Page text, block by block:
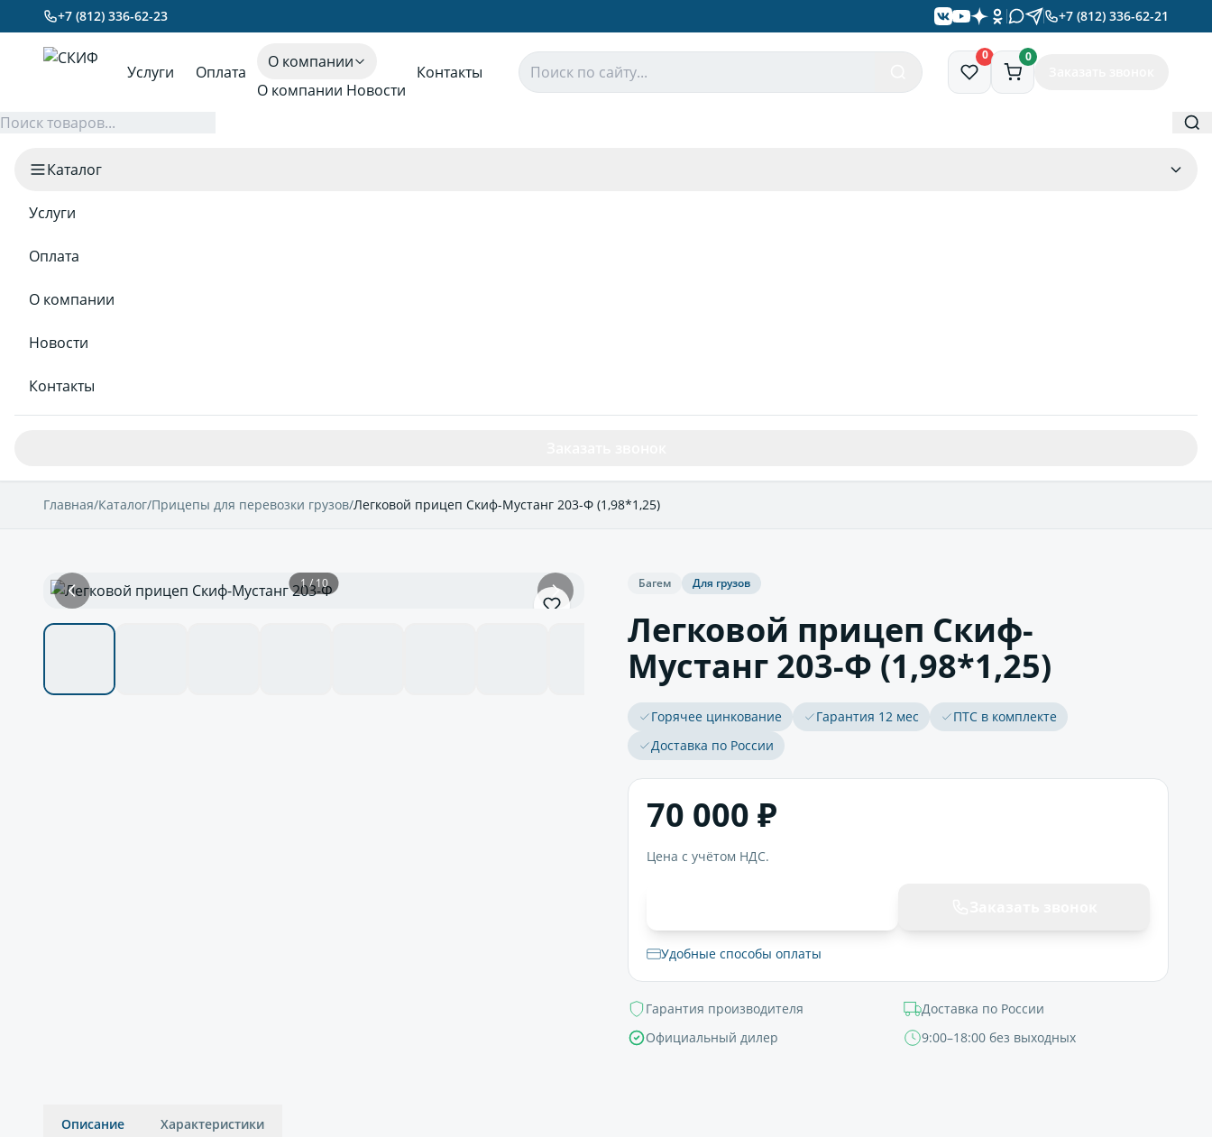
+7 (812) 336-62-23 +7 (812) 336-62-21
Услуги Оплата
О компании
О компании Новости
Контакты
0 0
Каталог
Услуги
Оплата
О компании
Новости
Контакты
Главная/Каталог/Прицепы для перевозки грузов/Легковой прицеп Скиф-Мустанг 203-Ф (1,98*1,25)
1 / 10 Багем Для грузов
Легковой прицеп Скиф-
Мустанг 203-Ф (1,98*1,25)
Горячее цинкование Гарантия 12 мес
ПТС в комплекте
Доставка по России
70 000 ₽
Цена с учётом НДС.
Удобные способы оплаты
Гарантия производителя
Доставка по России
Официальный дилер
9:00–18:00 без выходных
Описание Характеристики